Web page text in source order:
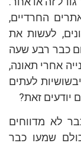
החרדיים,
לעשות את
שנה? הרי היום כבר רבע שעה
אחרי תאונה,
לעתים
יודעים זאת?
לא מדווחים
שמעו כבר